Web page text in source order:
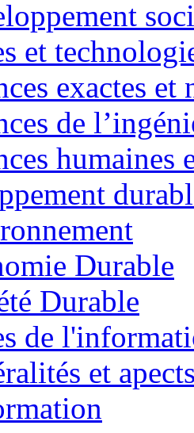
et
exactes et
de
humaines
Durable
Durable
de
et